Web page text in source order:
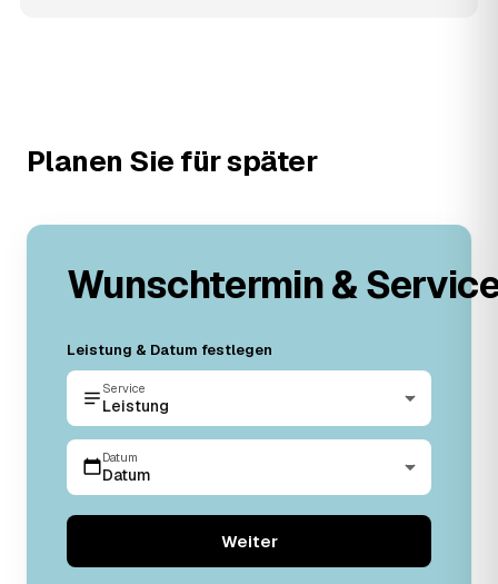
Planen Sie für später
Wunschtermin &
Leistung & Datum festlegen
Service
Leistung
Datum
Datum
Weiter